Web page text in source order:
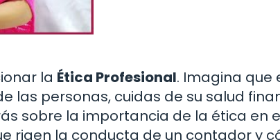
la Ética Profesional. Imagina que
las personas, cuidas de su salud
sobre la importancia de la ética en
rigen la conducta de un contador y